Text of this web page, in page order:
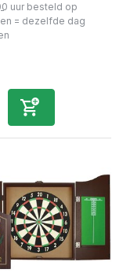
uur besteld op
= dezelfde dag